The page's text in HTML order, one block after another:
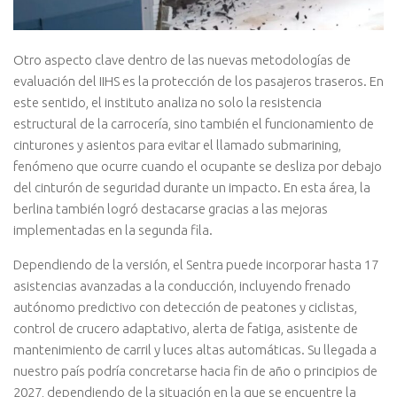
Otro aspecto clave dentro de las nuevas metodologías de
evaluación del IIHS es la protección de los pasajeros traseros. En
este sentido, el instituto analiza no solo la resistencia
estructural de la carrocería, sino también el funcionamiento de
cinturones y asientos para evitar el llamado submarining,
fenómeno que ocurre cuando el ocupante se desliza por debajo
del cinturón de seguridad durante un impacto. En esta área, la
berlina también logró destacarse gracias a las mejoras
implementadas en la segunda fila.
Dependiendo de la versión, el Sentra puede incorporar hasta 17
asistencias avanzadas a la conducción, incluyendo frenado
autónomo predictivo con detección de peatones y ciclistas,
control de crucero adaptativo, alerta de fatiga, asistente de
mantenimiento de carril y luces altas automáticas. Su llegada a
nuestro país podría concretarse hacia fin de año o principios de
2027, dependiendo de la situación en la que se encuentre la